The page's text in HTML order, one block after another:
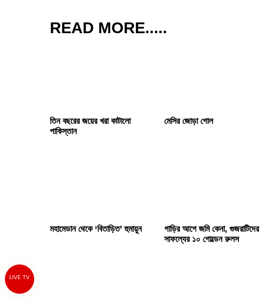
READ MORE.....
তিন বছরের জয়ের খরা কাটালো
পাকিস্তান
মেসির জোড়া গোল
মহামেডান থেকে ‘বিতাড়িত’ হুমায়ুন
গাড়ির আগে জমি কেনা, গুজরাটিদের
সাফল্যের ১০ গোল্ডেন রুলস
LIVE TV